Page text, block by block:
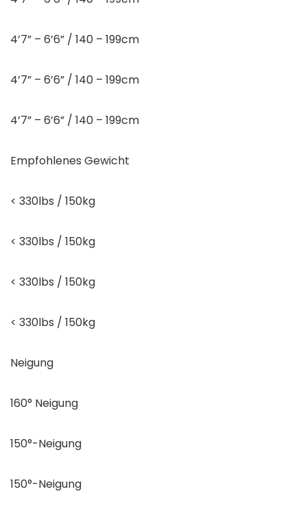
4’7” – 6’6” / 140 – 199cm
4’7” – 6’6” / 140 – 199cm
4’7” – 6’6” / 140 – 199cm
Empfohlenes Gewicht
< 330lbs / 150kg
< 330lbs / 150kg
< 330lbs / 150kg
< 330lbs / 150kg
Neigung
160° Neigung
150°-Neigung
150°-Neigung